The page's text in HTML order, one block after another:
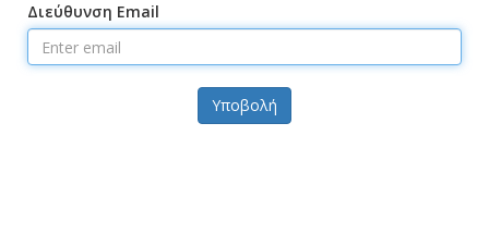
Διεύθυνση Email
Υποβολή